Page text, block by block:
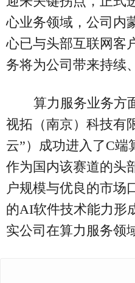
心业务领域，公司内
心已与头部互联网客
务将为公司带来持续
算力服务业务方
视拓（南京）科技有
云”）成功进入了C端
作为国内该赛道的头
户规模与优良的市场
的AI软件技术能力形
实公司在算力服务领